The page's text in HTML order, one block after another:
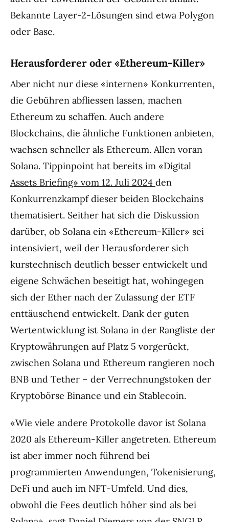
Bekannte Layer-2-Lösungen sind etwa Polygon
oder Base.
Herausforderer oder «Ethereum-Killer»
Aber nicht nur diese «internen» Konkurrenten,
die Gebühren abfliessen lassen, machen
Ethereum zu schaffen. Auch andere
Blockchains, die ähnliche Funktionen anbieten,
wachsen schneller als Ethereum. Allen voran
Solana. Tippinpoint hat bereits im «Digital
Assets Briefing» vom 12. Juli 2024 den
Konkurrenzkampf dieser beiden Blockchains
thematisiert. Seither hat sich die Diskussion
darüber, ob Solana ein «Ethereum-Killer» sei
intensiviert, weil der Herausforderer sich
kurstechnisch deutlich besser entwickelt und
eigene Schwächen beseitigt hat, wohingegen
sich der Ether nach der Zulassung der ETF
enttäuschend entwickelt. Dank der guten
Wertentwicklung ist Solana in der Rangliste der
Kryptowährungen auf Platz 5 vorgerückt,
zwischen Solana und Ethereum rangieren noch
BNB und Tether – der Verrechnungstoken der
Kryptobörse Binance und ein Stablecoin.
«Wie viele andere Protokolle davor ist Solana
2020 als Ethereum-Killer angetreten. Ethereum
ist aber immer noch führend bei
programmierten Anwendungen, Tokenisierung,
DeFi und auch im NFT-Umfeld. Und dies,
obwohl die Fees deutlich höher sind als bei